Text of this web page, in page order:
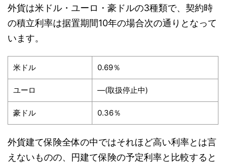
外貨は米ドル・ユーロ・豪ドルの3種類で、契約時
の積立利率は据置期間10年の場合次の通りとなって
います。
米ドル 0.69％
ユーロ ―(取扱停止中)
豪ドル 0.36％
外貨建て保険全体の中ではそれほど高い利率とは言
えないものの、円建て保険の予定利率と比較すると